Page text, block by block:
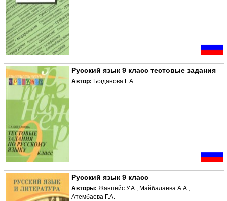
Русский язык 9 класс тестовые задания
Автор: Богданова Г.А.
Русский язык 9 класс
Авторы: Жанпейс У.А., Майбалаева А.А.,
Атембаева Г.А.